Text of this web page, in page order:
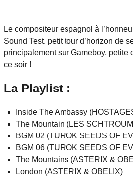
Le compositeur espagnol à
Sound Test, petit tour d’horizon de
principalement sur Gameboy, petite
ce soir !
La Playlist :
Inside The Ambassy
The Mountain (LES
BGM 02 (TUROK SEEDS OF
BGM 06 (TUROK SEEDS OF
The Mountains (ASTERIX &
London (ASTERIX & OBELIX)